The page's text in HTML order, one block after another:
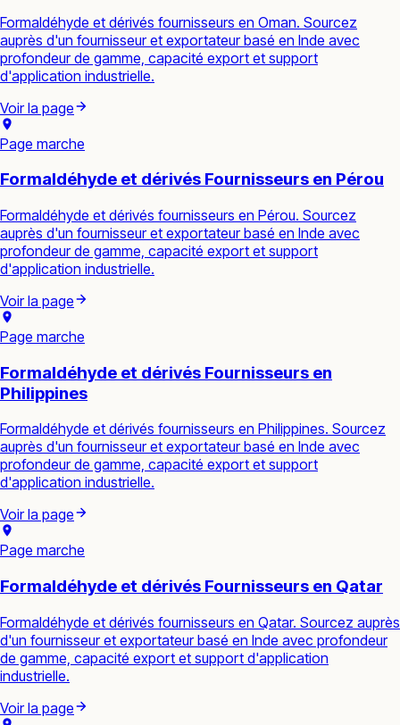
Formaldéhyde et dérivés fournisseurs en Oman. Sourcez
auprès d'un fournisseur et exportateur basé en Inde avec
profondeur de gamme, capacité export et support
d'application industrielle.
Voir la page
Page marche
Formaldéhyde et dérivés Fournisseurs en Pérou
Formaldéhyde et dérivés fournisseurs en Pérou. Sourcez
auprès d'un fournisseur et exportateur basé en Inde avec
profondeur de gamme, capacité export et support
d'application industrielle.
Voir la page
Page marche
Formaldéhyde et dérivés Fournisseurs en
Philippines
Formaldéhyde et dérivés fournisseurs en Philippines. Sourcez
auprès d'un fournisseur et exportateur basé en Inde avec
profondeur de gamme, capacité export et support
d'application industrielle.
Voir la page
Page marche
Formaldéhyde et dérivés Fournisseurs en Qatar
Formaldéhyde et dérivés fournisseurs en Qatar. Sourcez auprès
d'un fournisseur et exportateur basé en Inde avec profondeur
de gamme, capacité export et support d'application
industrielle.
Voir la page